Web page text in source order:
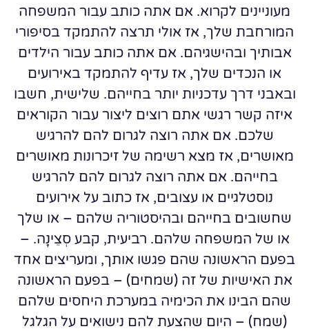
מעוניינים לקרוא. אם אתה כותב עבור המשפחה
המורחבת שלך, אז אולי תרצה להתמקד בסיפורי
אבותיך ובהישגיהם. אם אתה כותב עבור הילדים
או הנכדים שלך, אז עדיף להתמקד באירועים
ובאבני דרך עדכניות יותר בחייהם. שלישית, חשבו
איזה קשר רגשי אתם רוצים ליצור עבור הקוראים
שלכם. אם אתה רוצה לגרום להם להרגיש
מאושרים, אז מצא רשימה של זיכרונות מאושרים
בחייהם. אם אתה רוצה לגרום להם להרגיש
נוסטלגיים או עצובים, אז כתוב על אירועים
שחשובים בחייהם ובהיסטוריה שלהם – או שלך
או של המשפחה שלהם. רביעית, קבע סְצֵינָה. –
בפעם הראשונה שהם פגשו אותך, ומעריצים אחד
את האישיות של זה (שמחים) – בפעם הראשונה
שהם הבינו את הכימיה במערכת היחסים שלהם
(שמח) – היום שהצעת להם נישואים על הגלגל